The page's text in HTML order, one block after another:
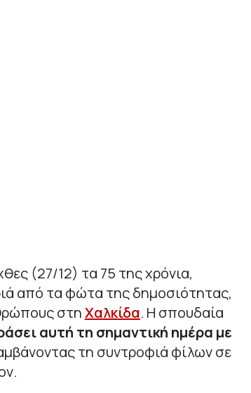
(27/12) τα 75 της χρόνια,
από τα φώτα της δημοσιότητας,
στηΧαλκίδα. Η σπουδαία
αυτή τη σημαντική ημέρα με
τη συντροφιά φίλων σε